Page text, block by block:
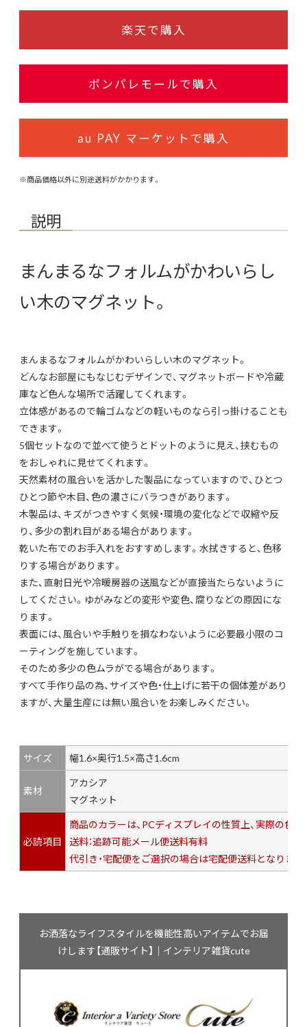
楽天で購入
ポンパレモールで購入
au PAY マーケットで購入
※商品価格以外に別途送料がかかります。
説明
まんまるなフォルムがかわいらし
い木のマグネット。
まんまるなフォルムがかわいらしい木のマグネット。
どんなお部屋にもなじむデザインで、マグネットボードや冷蔵
庫など色んな場所で活躍してくれます。
立体感があるので輪ゴムなどの軽いものなら引っ掛けることも
できます。
5個セットなので並べて使うとドットのように見え、挟むもの
をおしゃれに見せてくれます。
天然素材の風合いを活かした製品になっていますので、ひとつ
ひとつ節や木目、色の濃さにバラつきがあります。
木製品は、キズがつきやすく気候・環境の変化などで収縮や反
り、多少の割れ目がある場合があります。
乾いた布でのお手入れをおすすめします。水拭きすると、色移
りする場合があります。
また、直射日光や冷暖房器の送風などが直接当たらないように
してください。ゆがみなどの変形や変色、腐りなどの原因にな
ります。
表面には、風合いや手触りを損なわないように必要最小限のコ
ーティングを施しています。
そのため多少の色ムラがでる場合があります。
すべて手作り品の為、サイズや色・仕上げに若干の個体差があり
ますが、大量生産には無い風合いをお楽しみください。
サイズ 幅1.6×奥行1.5×高さ1.6cm
素材
アカシア
マグネット
必読項目
商品のカラーは、PCディスプレイの性質上、実際の色
送料：追跡可能メール便送料有料
代引き・宅配便をご選択の場合は宅配便送料となります
お洒落なライフスタイルを機能性高いアイテムでお届
けします【通販サイト】｜インテリア雑貨cute